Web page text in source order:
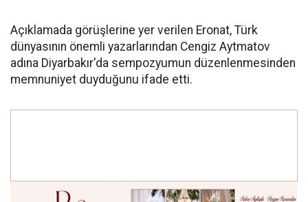
Açıklamada görüşlerine yer verilen Eronat, Türk
dünyasının önemli yazarlarından Cengiz Aytmatov
adına Diyarbakır'da sempozyumun düzenlenmesinden
memnuniyet duyduğunu ifade etti.